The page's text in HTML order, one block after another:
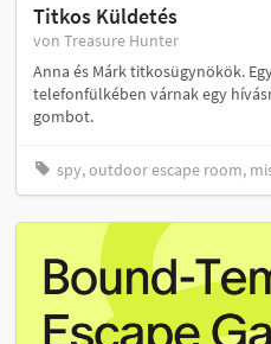
Titkos Küldetés
von Treasure Hunter
Anna és Márk titkosügynökök.
telefonfülkében várnak egy
gombot.
spy, outdoor escape room,